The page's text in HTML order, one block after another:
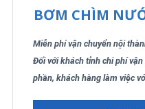
BƠM CHÌM
Miễn phí vận chuyển nội
Đối với khách tỉnh chi phí
phần, khách hàng làm việc